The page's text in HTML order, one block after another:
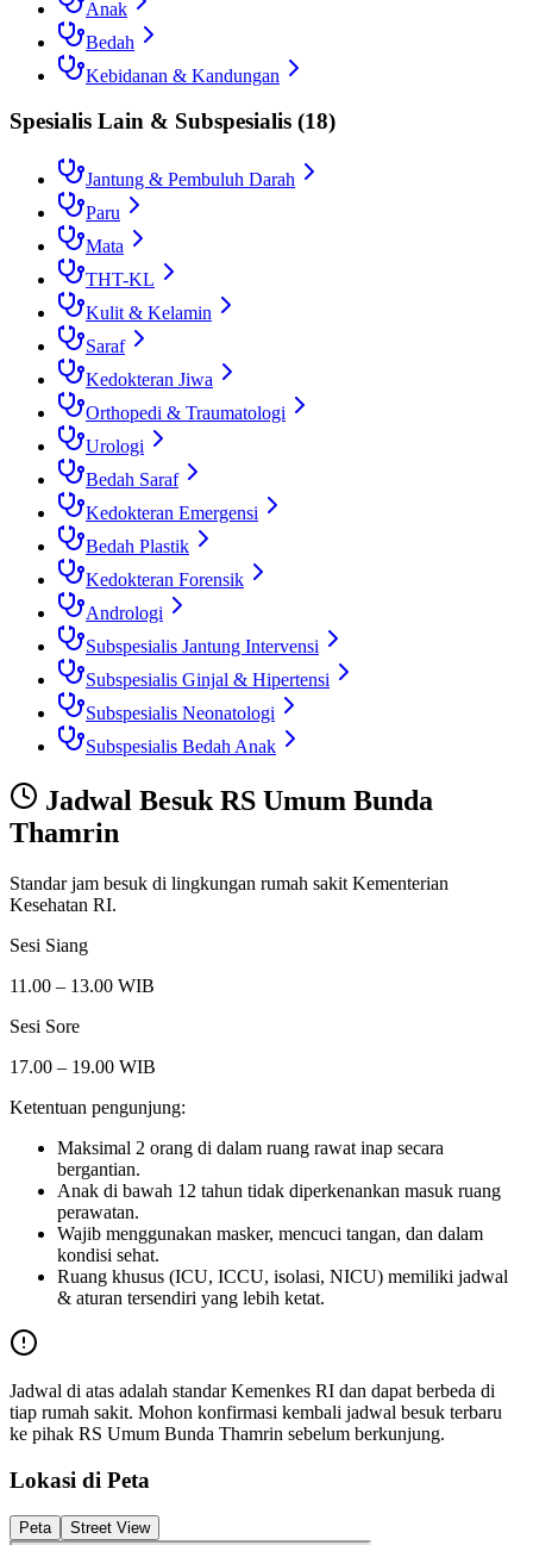
Anak
Bedah
Kebidanan & Kandungan
Spesialis Lain & Subspesialis (18)
Jantung & Pembuluh Darah
Paru
Mata
THT-KL
Kulit & Kelamin
Saraf
Kedokteran Jiwa
Orthopedi & Traumatologi
Urologi
Bedah Saraf
Kedokteran Emergensi
Bedah Plastik
Kedokteran Forensik
Andrologi
Subspesialis Jantung Intervensi
Subspesialis Ginjal & Hipertensi
Subspesialis Neonatologi
Subspesialis Bedah Anak
Jadwal Besuk RS Umum Bunda
Thamrin
Standar jam besuk di lingkungan rumah sakit Kementerian
Kesehatan RI.
Sesi Siang
11.00 – 13.00 WIB
Sesi Sore
17.00 – 19.00 WIB
Ketentuan pengunjung:
Maksimal 2 orang di dalam ruang rawat inap secara
bergantian.
Anak di bawah 12 tahun tidak diperkenankan masuk ruang
perawatan.
Wajib menggunakan masker, mencuci tangan, dan dalam
kondisi sehat.
Ruang khusus (ICU, ICCU, isolasi, NICU) memiliki jadwal
& aturan tersendiri yang lebih ketat.
Jadwal di atas adalah standar Kemenkes RI dan dapat berbeda di
tiap rumah sakit. Mohon konfirmasi kembali jadwal besuk terbaru
ke pihak RS Umum Bunda Thamrin sebelum berkunjung.
Lokasi di Peta
Peta Street View